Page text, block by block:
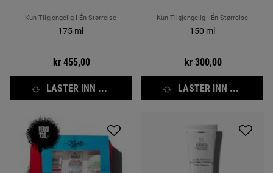
Kun Tilgjengelig I Én Størrelse
175 ml
kr 455,00
LASTER INN ...
Kun Tilgjengelig I Én Størrelse
150 ml
kr 300,00
LASTER INN ...